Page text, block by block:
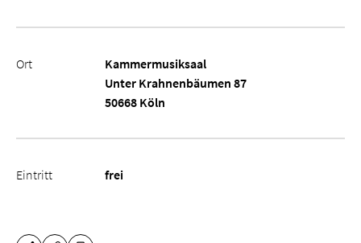
Ort
Kammermusiksaal
Unter Krahnenbäumen 87
50668 Köln
Eintritt frei